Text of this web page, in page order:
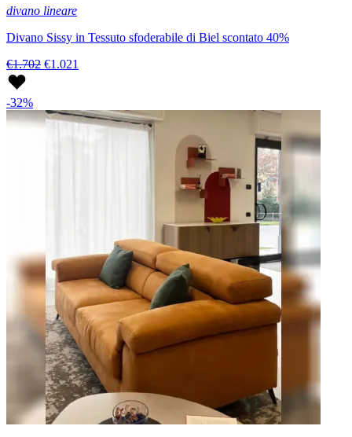
divano lineare
Divano Sissy in Tessuto sfoderabile di Biel scontato 40%
€1.702 €1.021
-32%